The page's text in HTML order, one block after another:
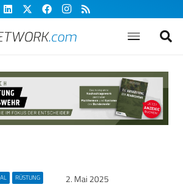
RÜSTUNG 2. Mai 2025